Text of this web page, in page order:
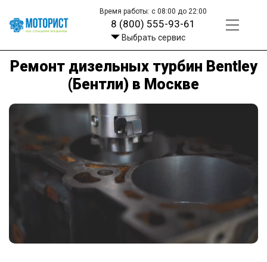
Время работы: с 08:00 до 22:00
8 (800) 555-93-61
Выбрать сервис
Ремонт дизельных турбин Bentley
(Бентли) в Москве